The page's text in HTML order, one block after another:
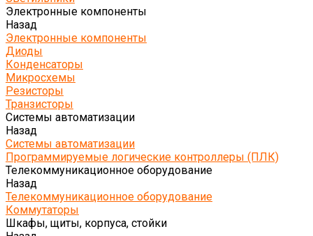
Электронные компоненты
Назад
Электронные компоненты
Диоды
Конденсаторы
Микросхемы
Резисторы
Транзисторы
Системы автоматизации
Назад
Системы автоматизации
Программируемые логические контроллеры (ПЛК)
Телекоммуникационное оборудование
Назад
Телекоммуникационное оборудование
Коммутаторы
Шкафы, щиты, корпуса, стойки